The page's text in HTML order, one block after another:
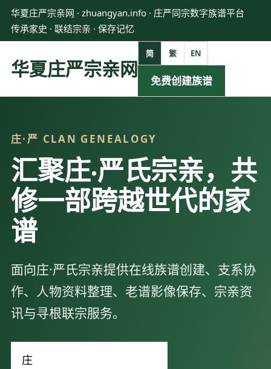
华夏庄严宗亲网 · zhuangyan.info · 庄严同宗数字族谱平台
传承家史 · 联结宗亲 · 保存记忆
华夏庄严宗亲网
简 繁 EN
免费创建族谱
庄·严 CLAN GENEALOGY
汇聚庄·严氏宗亲，共
修一部跨越世代的家
谱
面向庄·严氏宗亲提供在线族谱创建、支系协
作、人物资料整理、老谱影像保存、宗亲资
讯与寻根联宗服务。